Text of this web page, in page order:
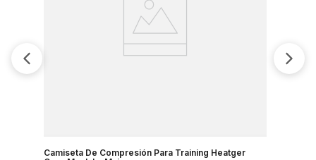
Camiseta De Compresión Para Training Heatger